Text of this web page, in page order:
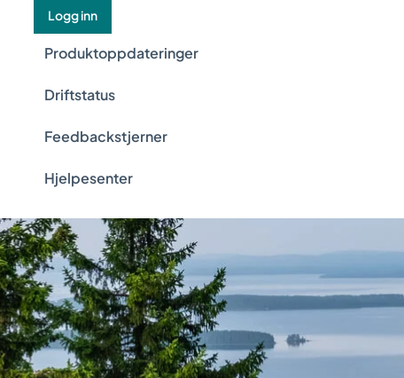
Logg inn
Produktoppdateringer
Driftstatus
Feedbackstjerner
Hjelpesenter